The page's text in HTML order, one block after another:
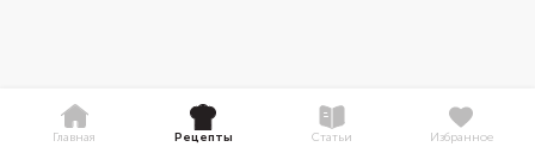
Главная Рецепты Статьи Избранное